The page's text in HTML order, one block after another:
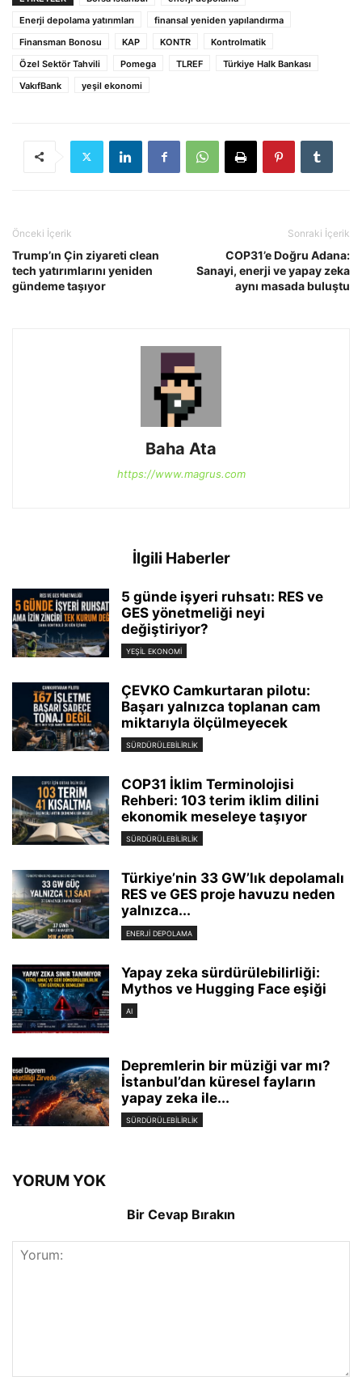
Enerji depolama yatırımları
finansal yeniden yapılandırma
Finansman Bonosu
KAP KONTR
Kontrolmatik
Özel Sektör Tahvili
Pomega TLREF
Türkiye Halk Bankası
VakıfBank
yeşil ekonomi
Önceki İçerik
Trump’ın Çin ziyareti clean
tech yatırımlarını yeniden
gündeme taşıyor
Sonraki İçerik
COP31’e Doğru Adana:
Sanayi, enerji ve yapay zeka
aynı masada buluştu
Baha Ata
https://www.magrus.com
İlgili Haberler
5 günde işyeri ruhsatı: RES ve
GES yönetmeliği neyi
değiştiriyor?
YEŞIL EKONOMI
ÇEVKO Camkurtaran pilotu:
Başarı yalnızca toplanan cam
miktarıyla ölçülmeyecek
SÜRDÜRÜLEBILIRLIK
COP31 İklim Terminolojisi
Rehberi: 103 terim iklim dilini
ekonomik meseleye taşıyor
SÜRDÜRÜLEBILIRLIK
Türkiye’nin 33 GW’lık depolamalı
RES ve GES proje havuzu neden
yalnızca...
ENERJI DEPOLAMA
Yapay zeka sürdürülebilirliği:
Mythos ve Hugging Face eşiği
AI
Depremlerin bir müziği var mı?
İstanbul’dan küresel fayların
yapay zeka ile...
SÜRDÜRÜLEBILIRLIK
YORUM YOK
Bir Cevap Bırakın